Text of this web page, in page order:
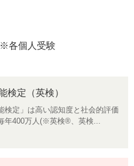
各個人受験
検定（英検）
検定」は高い認知度と社会的評価
年400万人(※英検®、英検...